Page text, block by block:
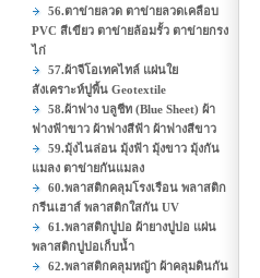
56.ตาข่ายลวด ตาข่ายลวดเคลือบ
PVC สีเขียว ตาข่ายล้อมรั้ว ตาข่ายกรง
ไก่
57.ผ้าจีโอเทคไทล์ แผ่นใย
สังเคราะห์ปูพื้น Geotextile
58.ผ้าฟาง บลูชีท (Blue Sheet) ผ้า
ฟางฟ้าขาว ผ้าฟางสีฟ้า ผ้าฟางสีขาว
59.มุ้งไนล่อน มุ้งฟ้า มุ้งขาว มุ้งกัน
แมลง ตาข่ายกันแมลง
60.พลาสติกคลุมโรงเรือน พลาสติก
กรีนเฮาส์ พลาสติกใสกัน UV
61.พลาสติกปูบ่อ ผ้ายางปูบ่อ แผ่น
พลาสติกปูบ่อเก็บน้ำ
62.พลาสติกคลุมหญ้า ผ้าคลุมดินกัน